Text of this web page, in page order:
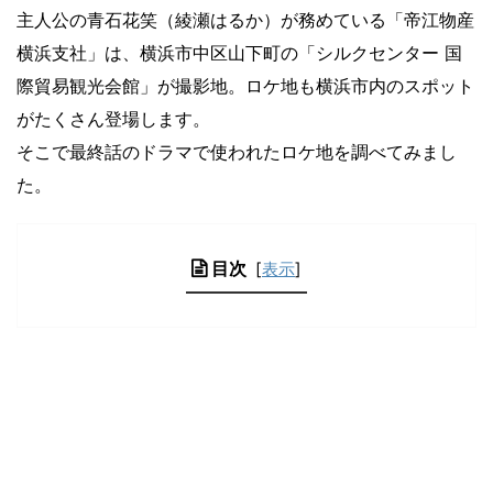
主人公の青石花笑（綾瀬はるか）が務めている「帝江物産
横浜支社」は、横浜市中区山下町の「シルクセンター 国
際貿易観光会館」が撮影地。ロケ地も横浜市内のスポット
がたくさん登場します。
そこで最終話のドラマで使われたロケ地を調べてみまし
た。
目次 [表示]